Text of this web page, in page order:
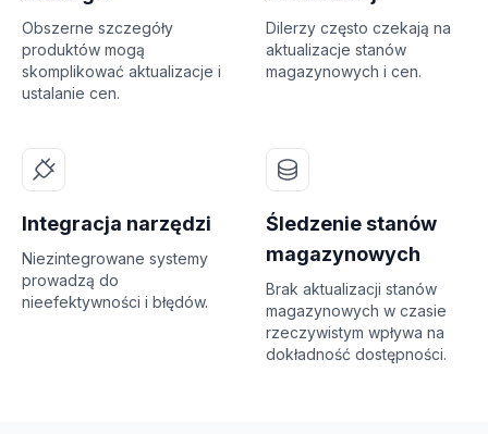
Obszerne szczegóły
produktów mogą
skomplikować aktualizacje i
ustalanie cen.
Dilerzy często czekają na
aktualizacje stanów
magazynowych i cen.
Integracja narzędzi
Niezintegrowane systemy
prowadzą do
nieefektywności i błędów.
Śledzenie stanów
magazynowych
Brak aktualizacji stanów
magazynowych w czasie
rzeczywistym wpływa na
dokładność dostępności.